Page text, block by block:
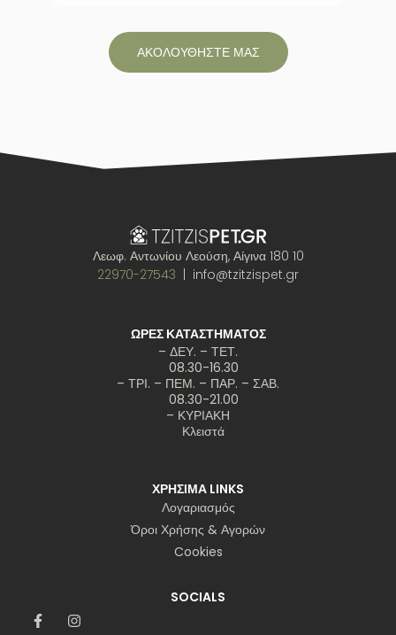
ΑΚΟΛΟΥΘΗΣΤΕ ΜΑΣ
Λεωφ. Αντωνίου Λεούση, Αίγινα 180 10
22970-27543 | info@tzitzispet.gr
ΩΡΕΣ ΚΑΤΑΣΤΗΜΑΤΟΣ
– ΔΕΥ. – ΤΕΤ.
08.30-16.30
– ΤΡΙ. – ΠΕΜ. – ΠΑΡ. – ΣΑΒ.
08.30-21.00
– ΚΥΡΙΑΚΗ
Κλειστά
ΧΡΗΣΙΜΑ LINKS
Λογαριασμός
Όροι Χρήσης & Αγορών
Cookies
SOCIALS